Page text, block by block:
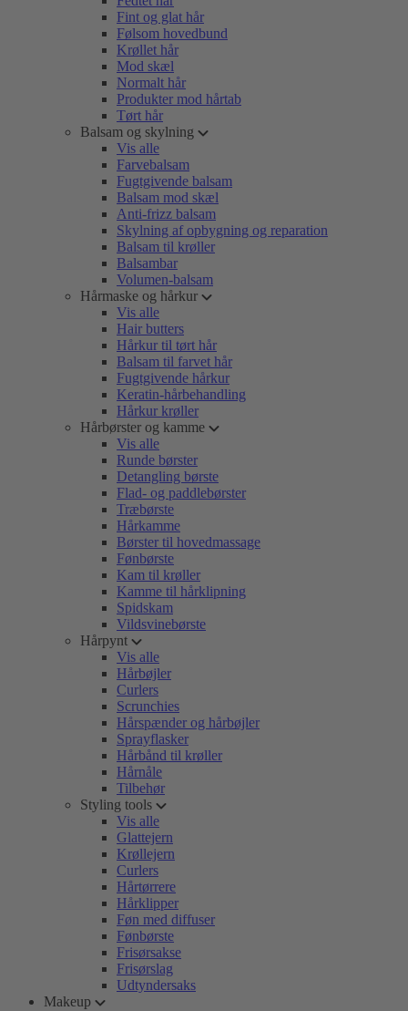
Fint og glat hår
Følsom hovedbund
Krøllet hår
Mod skæl
Normalt hår
Produkter mod hårtab
Tørt hår
Balsam og skylning
Vis alle
Farvebalsam
Fugtgivende balsam
Balsam mod skæl
Anti-frizz balsam
Skylning af opbygning og reparation
Balsam til krøller
Balsambar
Volumen-balsam
Hårmaske og hårkur
Vis alle
Hair butters
Hårkur til tørt hår
Balsam til farvet hår
Fugtgivende hårkur
Keratin-hårbehandling
Hårkur krøller
Hårbørster og kamme
Vis alle
Runde børster
Detangling børste
Flad- og paddlebørster
Træbørste
Hårkamme
Børster til hovedmassage
Fønbørste
Kam til krøller
Kamme til hårklipning
Spidskam
Vildsvinebørste
Hårpynt
Vis alle
Hårbøjler
Curlers
Scrunchies
Hårspænder og hårbøjler
Sprayflasker
Hårbånd til krøller
Hårnåle
Tilbehør
Styling tools
Vis alle
Glattejern
Krøllejern
Curlers
Hårtørrere
Hårklipper
Føn med diffuser
Fønbørste
Frisørsakse
Frisørslag
Udtyndersaks
Makeup